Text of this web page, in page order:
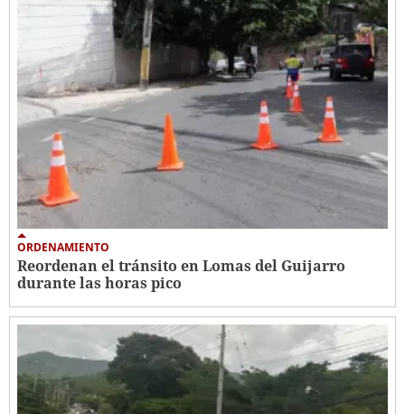
ORDENAMIENTO
Reordenan el tránsito en Lomas del Guijarro
durante las horas pico